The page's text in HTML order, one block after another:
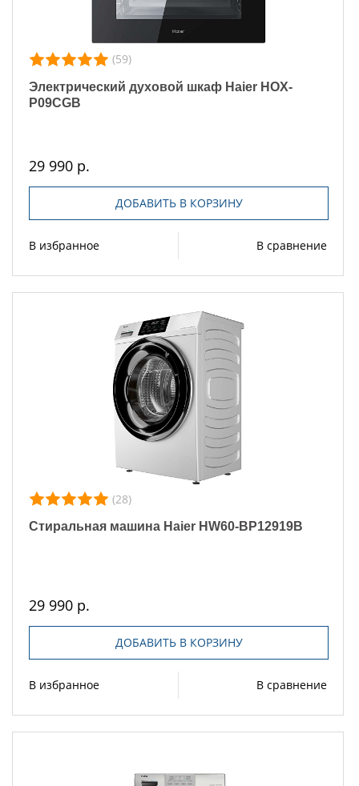
(59)
Электрический духовой шкаф Haier HOX-
P09CGB
29 990 р.
ДОБАВИТЬ В КОРЗИНУ
В избранное В сравнение
(28)
Стиральная машина Haier HW60-BP12919B
29 990 р.
ДОБАВИТЬ В КОРЗИНУ
В избранное В сравнение